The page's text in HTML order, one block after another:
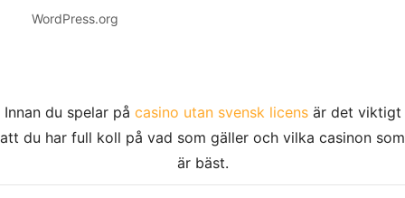
WordPress.org
Innan du spelar på casino utan svensk licensär det viktigt
att du har full koll på vad som gäller och vilka casinon som
är bäst.